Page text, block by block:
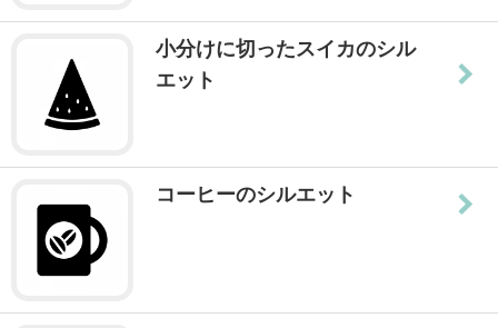
小分けに切ったスイカのシル
エット
コーヒーのシルエット